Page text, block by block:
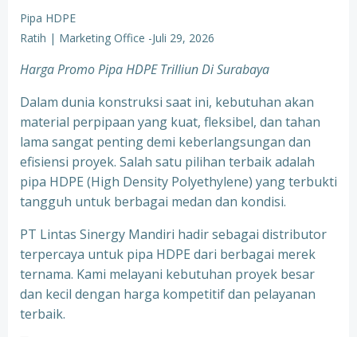
Pipa HDPE
Ratih | Marketing Office -Juli 29, 2026
Harga Promo Pipa HDPE Trilliun Di Surabaya
Dalam dunia konstruksi saat ini, kebutuhan akan
material perpipaan yang kuat, fleksibel, dan tahan
lama sangat penting demi keberlangsungan dan
efisiensi proyek. Salah satu pilihan terbaik adalah
pipa HDPE (High Density Polyethylene) yang terbukti
tangguh untuk berbagai medan dan kondisi.
PT Lintas Sinergy Mandiri hadir sebagai distributor
terpercaya untuk pipa HDPE dari berbagai merek
ternama. Kami melayani kebutuhan proyek besar
dan kecil dengan harga kompetitif dan pelayanan
terbaik.